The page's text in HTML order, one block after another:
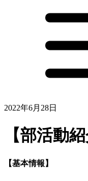
2022年6月28日
【部活動
【基本情報】